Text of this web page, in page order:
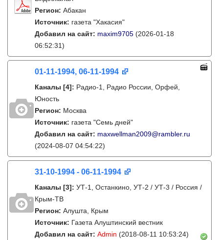
Регион: Абакан
Источник: газета "Хакасия"
Добавил на сайт: maxim9705 (2026-01-18
06:52:31)
01-11-1994, 06-11-1994
Каналы [4]: Радио-1, Радио России, Орфей,
Юность
Регион: Москва
Источник: газета "Семь дней"
Добавил на сайт: maxwellman2009@rambler.ru
(2024-08-07 04:54:22)
31-10-1994 - 06-11-1994
Каналы [3]: УТ-1, Останкино, УТ-2 / УТ-3 / Россия /
Крым-ТВ
Регион: Алушта, Крым
Источник: Газета Алуштинский вестник
Добавил на сайт: Admin (2018-08-11 10:53:24)